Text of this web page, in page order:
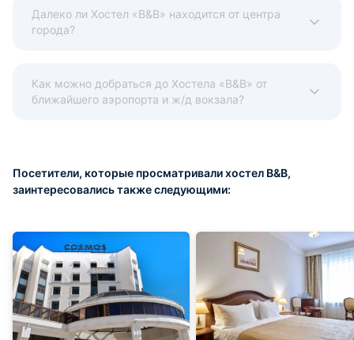
Далеко ли Хостел «B&B» находится от центра
города?
Как можно добраться до Хостела «B&B» от
ближайшего аэропорта и ж/д вокзала?
Посетители, которые просматривали хостел B&B,
заинтересовались также следующими: